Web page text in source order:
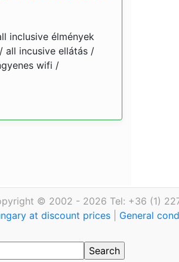
inclusive élmények
all incusive ellátás /
wifi /
© 2002 - 2026 Tel: +36 (1)
at discount prices
General